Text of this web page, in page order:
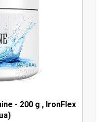
- 200 g , IronFlex